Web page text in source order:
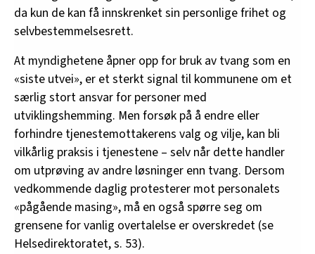
da kun de kan få innskrenket sin personlige frihet og
selvbestemmelsesrett.
At myndighetene åpner opp for bruk av tvang som en
«siste utvei», er et sterkt signal til kommunene om et
særlig stort ansvar for personer med
utviklingshemming. Men forsøk på å endre eller
forhindre tjenestemottakerens valg og vilje, kan bli
vilkårlig praksis i tjenestene – selv når dette handler
om utprøving av andre løsninger enn tvang. Dersom
vedkommende daglig protesterer mot personalets
«pågående masing», må en også spørre seg om
grensene for vanlig overtalelse er overskredet (se
Helsedirektoratet, s. 53).